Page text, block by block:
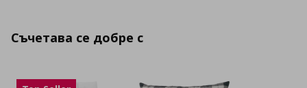
Съчетава се добре с